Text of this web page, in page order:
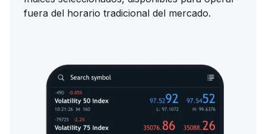
fuera del horario tradicional del mercado.